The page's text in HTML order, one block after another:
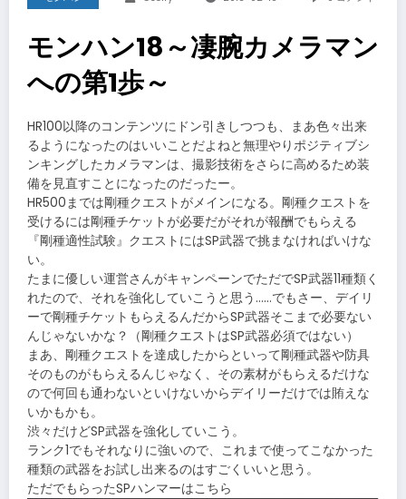
モンハン18～凄腕カメラマン
への第1歩～
HR100以降のコンテンツにドン引きしつつも、まあ色々出来
るようになったのはいいことだよねと無理やりポジティブシ
ンキングしたカメラマンは、撮影技術をさらに高めるため装
備を見直すことになったのだったー。
HR500までは剛種クエストがメインになる。剛種クエストを
受けるには剛種チケットが必要だがそれが報酬でもらえる
『剛種適性試験』クエストにはSP武器で挑まなければいけな
い。
たまに優しい運営さんがキャンペーンでただでSP武器11種類く
れたので、それを強化していこうと思う……でもさー、デイリ
ーで剛種チケットもらえるんだからSP武器そこまで必要ない
んじゃないかな？（剛種クエストはSP武器必須ではない）
まあ、剛種クエストを達成したからといって剛種武器や防具
そのものがもらえるんじゃなく、その素材がもらえるだけな
ので何回も通わないといけないからデイリーだけでは賄えな
いかもかも。
渋々だけどSP武器を強化していこう。
ランク1でもそれなりに強いので、これまで使ってこなかった
種類の武器をお試し出来るのはすごくいいと思う。
ただでもらったSPハンマーはこちら